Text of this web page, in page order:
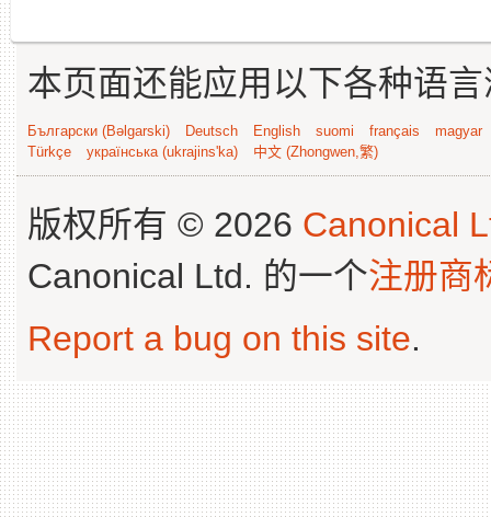
本页面还能应用以下各种语
Български (Bəlgarski) Deutsch English suomi français
magyar
Türkçe
українська (ukrajins'ka) 中文 (Zhongwen,繁)
版权所有 © 2026 Canonical
Canonical Ltd. 的一个注册商
Report a bug on this site.